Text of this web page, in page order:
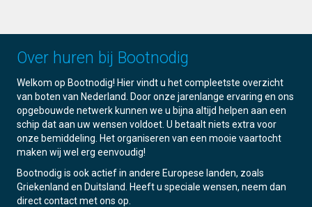
Over huren bij Bootnodig
Welkom op Bootnodig! Hier vindt u het compleetste overzicht
van boten van Nederland. Door onze jarenlange ervaring en ons
opgebouwde netwerk kunnen we u bijna altijd helpen aan een
schip dat aan uw wensen voldoet. U betaalt niets extra voor
onze bemiddeling. Het organiseren van een mooie vaartocht
maken wij wel erg eenvoudig!
Bootnodig is ook actief in andere Europese landen, zoals
Griekenland en Duitsland. Heeft u speciale wensen, neem dan
direct contact met ons op.